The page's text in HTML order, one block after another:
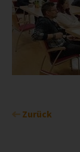
Zurück